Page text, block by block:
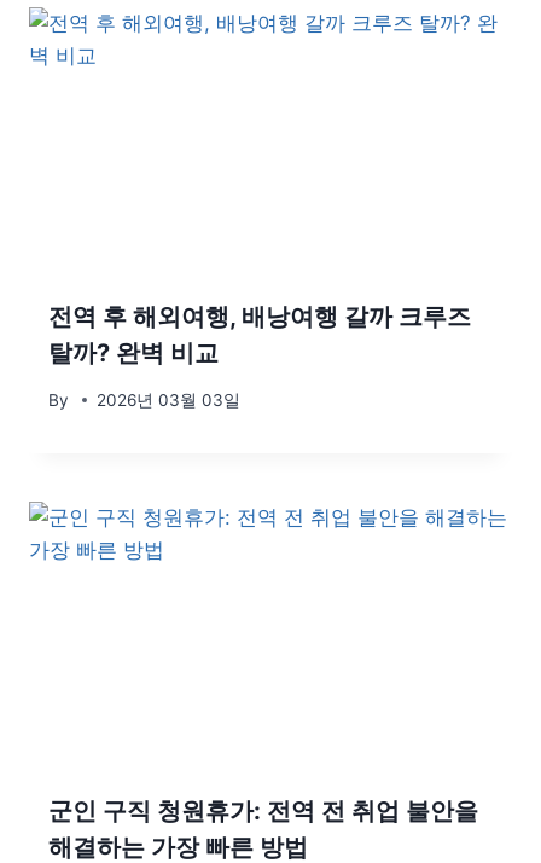
전역 후 해외여행, 배낭여행 갈까 크루즈
탈까? 완벽 비교
By 2026년 03월 03일
군인 구직 청원휴가: 전역 전 취업 불안을
해결하는 가장 빠른 방법